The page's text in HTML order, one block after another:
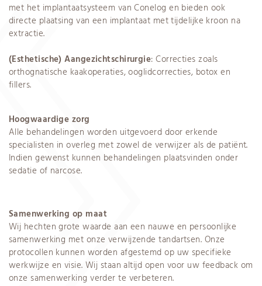
met het implantaatsysteem van Conelog en bieden ook
directe plaatsing van een implantaat met tijdelijke kroon na
extractie.
(Esthetische) Aangezichtschirurgie: Correcties zoals
orthognatische kaakoperaties, ooglidcorrecties, botox en
fillers.
Hoogwaardige zorg
Alle behandelingen worden uitgevoerd door erkende
specialisten in overleg met zowel de verwijzer als de patiënt.
Indien gewenst kunnen behandelingen plaatsvinden onder
sedatie of narcose.
Samenwerking op maat
Wij hechten grote waarde aan een nauwe en persoonlijke
samenwerking met onze verwijzende tandartsen. Onze
protocollen kunnen worden afgestemd op uw specifieke
werkwijze en visie. Wij staan altijd open voor uw feedback om
onze samenwerking verder te verbeteren.